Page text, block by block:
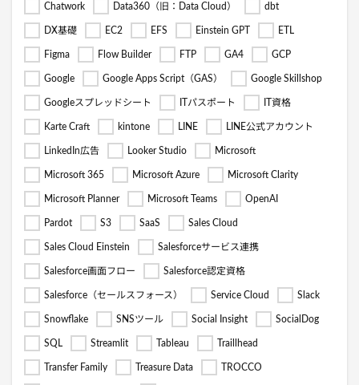
Chatwork Data360（旧：Data Cloud） dbt
DX基礎 EC2 EFS Einstein GPT ETL
Figma Flow Builder FTP GA4 GCP
Google Google Apps Script（GAS） Google Skillshop
Googleスプレッドシート ITパスポート IT資格
Karte Craft kintone LINE LINE公式アカウント
LinkedIn広告 Looker Studio Microsoft
Microsoft 365 Microsoft Azure Microsoft Clarity
Microsoft Planner Microsoft Teams OpenAI
Pardot S3 SaaS Sales Cloud
Sales Cloud Einstein Salesforceサービス連携
Salesforce画面フロー Salesforce認定資格
Salesforce（セールスフォース） Service Cloud Slack
Snowflake SNSツール Social Insight SocialDog
SQL Streamlit Tableau Traillhead
Transfer Family Treasure Data TROCCO